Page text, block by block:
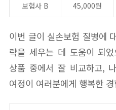
보험사 B
45,000원
이번 글이 실손보험 질병에
략을 세우는 데 도움이 되
상품 중에서 잘 비교하고,
여정이 여러분에게 행복한